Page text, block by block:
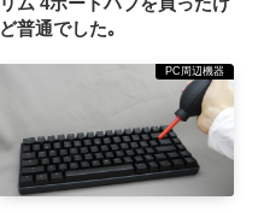
ど普通でした｡
PC周辺機器